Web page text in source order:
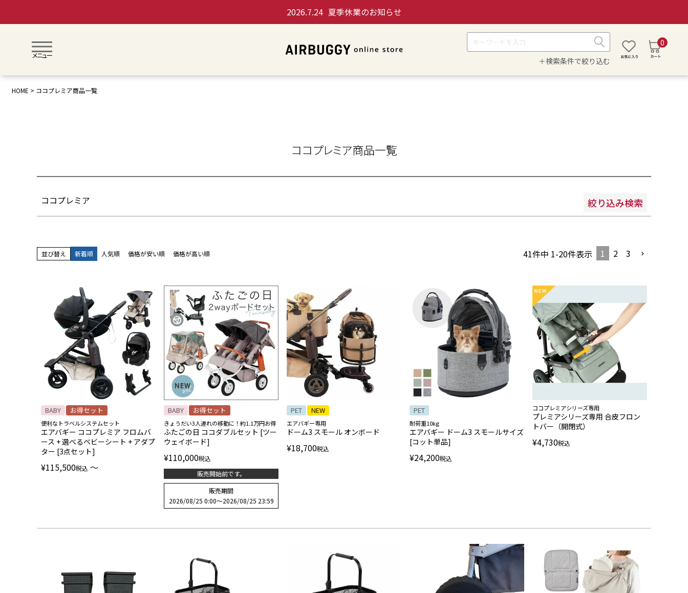
2026.7.24 夏季休業のお知らせ
＋検索条件で絞り込む
0
メニュー
HOME ココプレミア商品一覧
ココプレミア商品一覧
ココプレミア 絞り込み検索
SALE
お得セット
アウトレット
0歳〜
1歳〜 3歳〜
新着順
人気順 価格が安い順 価格が高い順
並び替え 新着順 人気順 価格が安い順 価格が高い順 41件中 1-20件表示 1 2 3
BABY お得セット
便利なトラベルシステムセット
エアバギー ココプレミア フロムバ
ース + 選べるベビーシート + アダプ
ター [3点セット]
¥115,500税込 〜
BABY お得セット
きょうだい3人連れの移動に！約1.1万円お得
ふたごの日 ココダブルセット [ツー
ウェイボード]
¥110,000税込
販売開始前です。
販売期間
2026/08/25 0:00〜2026/08/25 23:59
PET NEW
エアバギー専用
ドーム3 スモール オンボード
¥18,700税込
PET
耐荷重10kg
エアバギー ドーム3 スモールサイズ
[コット単品]
¥24,200税込
ココプレミアシリーズ専用
プレミアシリーズ専用 合皮フロン
トバー（開閉式）
¥4,730税込